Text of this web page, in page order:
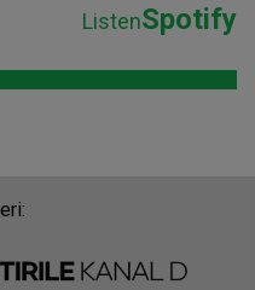
ListenSpotify